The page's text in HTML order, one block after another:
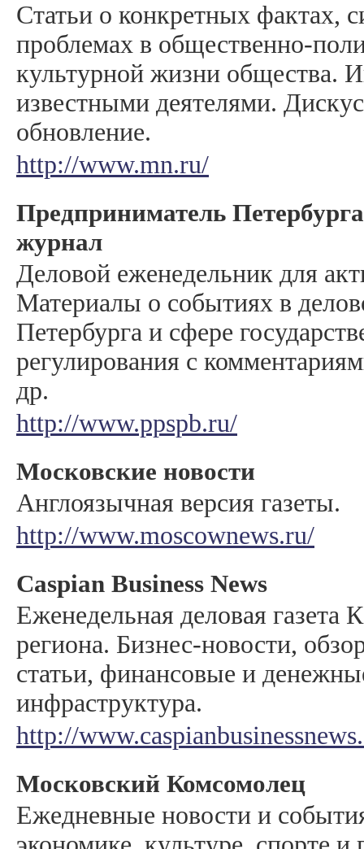
Статьи о конкретных фактах,
проблемах в общественно-
культурной жизни общества.
известными деятелями.
обновление.
http://www.mn.ru/
Предприниматель
журнал
Деловой еженедельник для
Материалы о событиях в
Петербурга и сфере
регулирования с
др.
http://www.ppspb.ru/
Московские новости
Англоязычная версия газеты.
http://www.moscownews.ru/
Caspian Business News
Еженедельная деловая газета
региона. Бизнес-новости,
статьи, финансовые и
инфраструктура.
http://
Московский Комсомолец
Ежедневные новости и